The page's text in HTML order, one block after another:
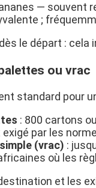
— souvent
;
le départ : cela
ou vrac
standard pour
: 800 cartons
par les
(vrac) :
où les
et les